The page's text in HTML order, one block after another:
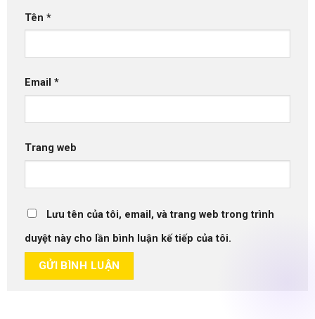
Tên *
Email *
Trang web
Lưu tên của tôi, email, và trang web trong trình
duyệt này cho lần bình luận kế tiếp của tôi.